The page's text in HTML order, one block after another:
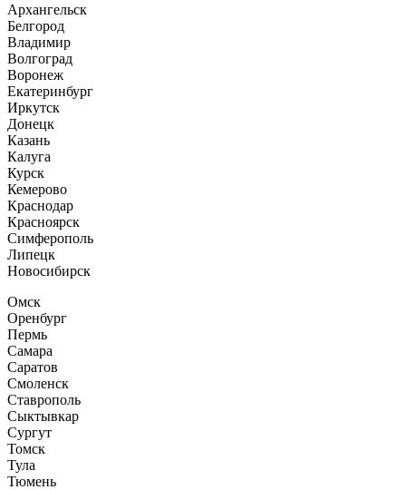
Архангельск
Белгород
Владимир
Волгоград
Воронеж
Екатеринбург
Иркутск
Донецк
Казань
Калуга
Курск
Кемерово
Краснодар
Красноярск
Симферополь
Липецк
Новосибирск
Омск
Оренбург
Пермь
Самара
Саратов
Смоленск
Ставрополь
Сыктывкар
Сургут
Томск
Тула
Тюмень